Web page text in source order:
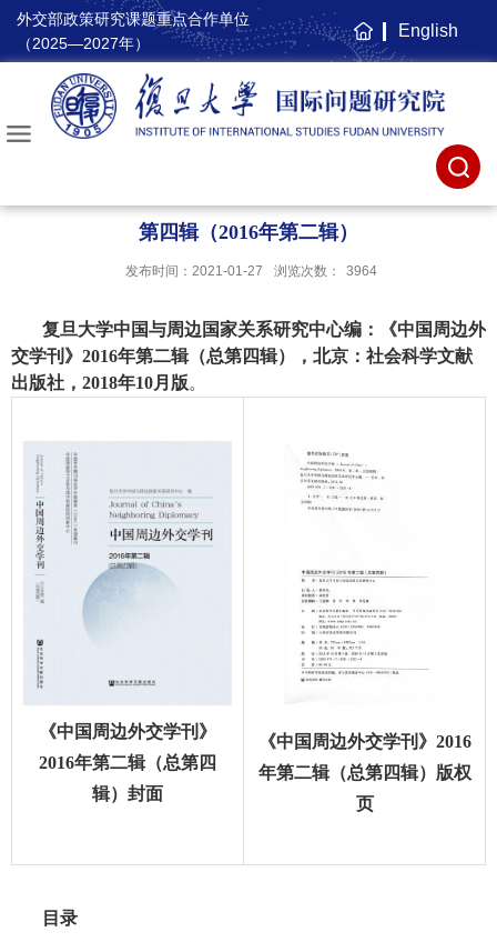
外交部政策研究课题重点合作单位
（2025—2027年）
主
页
English
第四辑（2016年第二辑）
发布时间：2021-01-27 浏览次数： 3964
复旦大学中国与周边国家关系研究中心编：《中国周边外
交学刊》 2016年第二辑（总第四辑），北京：社会科学文献
出版社， 2018年10月版。
《中国周边外交学刊》
2016年第二辑（总第四
辑） 封面
《中国周边外交学刊》2016
年第二辑（总第四辑）版权
页
目录